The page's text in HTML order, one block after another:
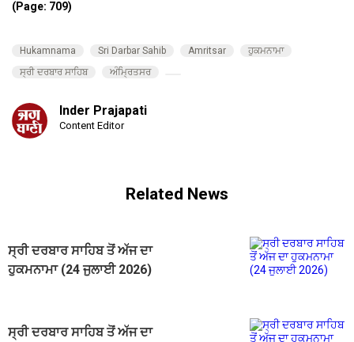
(Page: 709)
Hukamnama Sri Darbar Sahib Amritsar
ਹੁਕਮਨਾਮਾ
ਸ੍ਰੀ ਦਰਬਾਰ ਸਾਹਿਬ
ਅੰਮ੍ਰਿਤਸਰ
Inder Prajapati
Content Editor
Related News
ਸ੍ਰੀ ਦਰਬਾਰ ਸਾਹਿਬ ਤੋਂ ਅੱਜ ਦਾ
ਹੁਕਮਨਾਮਾ (24 ਜੁਲਾਈ 2026)
ਸ੍ਰੀ ਦਰਬਾਰ ਸਾਹਿਬ ਤੋਂ ਅੱਜ ਦਾ